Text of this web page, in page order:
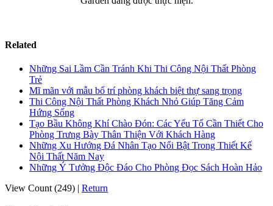
Related
Những Sai Lầm Cần Tránh Khi Thi Công Nội Thất Phòng
Trẻ
Mĩ mãn với mẫu bố trí phòng khách biệt thự sang trọng
Thi Công Nội Thất Phòng Khách Nhỏ Giúp Tăng Cảm
Hứng Sống
Tạo Bầu Không Khí Chào Đón: Các Yếu Tố Cần Thiết Cho
Phòng Trưng Bày Thân Thiện Với Khách Hàng
Những Xu Hướng Đá Nhân Tạo Nổi Bật Trong Thiết Kế
Nội Thất Năm Nay
Những Ý Tưởng Độc Đáo Cho Phòng Đọc Sách Hoàn Hảo
View Count (249) | Return